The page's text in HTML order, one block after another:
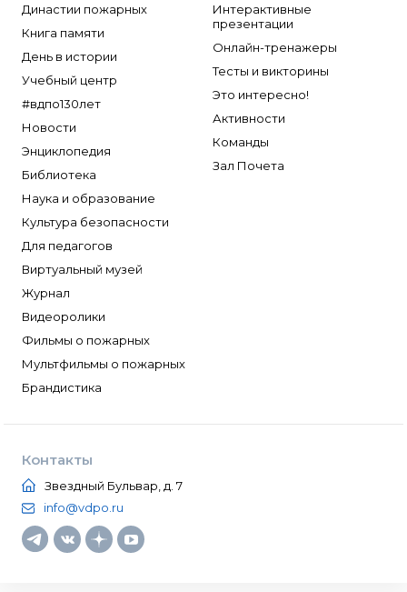
Династии пожарных
Книга памяти
День в истории
Учебный центр
#вдпо130лет
Новости
Энциклопедия
Библиотека
Наука и образование
Культура безопасности
Для педагогов
Виртуальный музей
Журнал
Видеоролики
Фильмы о пожарных
Мультфильмы о пожарных
Брандистика
Интерактивные
презентации
Онлайн-тренажеры
Тесты и викторины
Это интересно!
Активности
Команды
Зал Почета
Контакты
Звездный Бульвар, д. 7
info@vdpo.ru